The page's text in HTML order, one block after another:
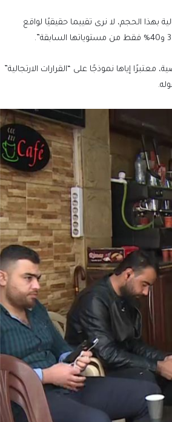
بهذا الحجم، لا نرى تقييما حقيقيًا لواقع
إياها نموذجًا على “القرارات الارتجالية”